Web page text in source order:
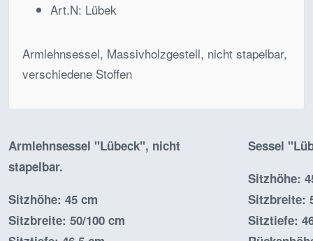
Art.N: Lübek
Armlehnsessel, Massivholzgestell, nicht stapelbar,
verschiedene Stoffen
Armlehnsessel "Lübeck", nicht
stapelbar.
Sitzhöhe: 45 cm
Sitzbreite: 50/100 cm
Sessel
Sitzhöhe:
Sitzbreite:
Sitztiefe: